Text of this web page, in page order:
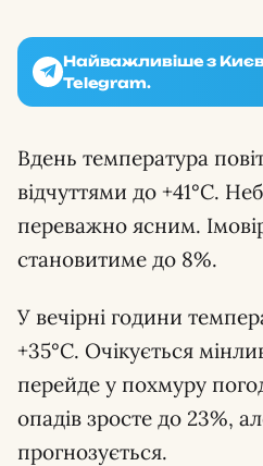
Найважливіше з
Telegram.
Вдень температура
відчуттями до +41°С.
переважно ясним.
становитиме до 8%.
У вечірні години
+35°С. Очікується
перейде у похмуру
опадів зросте до 23%,
прогнозується.